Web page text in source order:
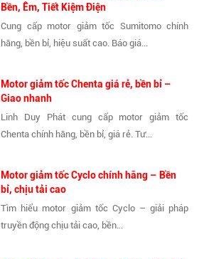
Bền, Êm, Tiết Kiệm Điện
Cung cấp motor giảm tốc Sumitomo chính
hãng, bền bỉ, hiệu suất cao. Báo giá...
Motor giảm tốc Chenta giá rẻ, bền bỉ –
Giao nhanh
Linh Duy Phát cung cấp motor giảm tốc
Chenta chính hãng, bền bỉ, giá rẻ. Tư...
Motor giảm tốc Cyclo chính hãng – Bền
bỉ, chịu tải cao
Tìm hiểu motor giảm tốc Cyclo – giải pháp
truyền động chịu tải cao, bền...